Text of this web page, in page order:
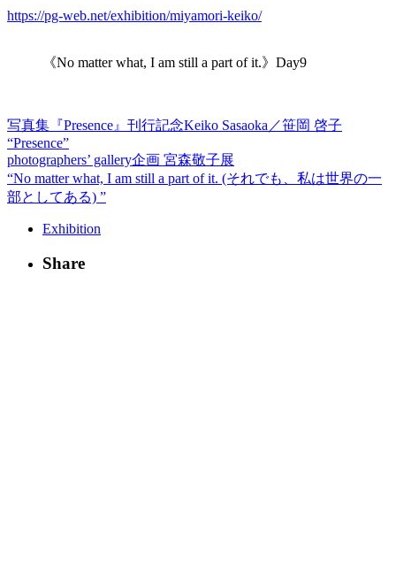
https://pg-web.net/exhibition/miyamori-keiko/
《No matter what, I am still a part of it.》Day9
写真集『Presence』刊行記念Keiko Sasaoka／笹岡 啓子
“Presence”
photographers’ gallery企画 宮森敬子展
“No matter what, I am still a part of it. (それでも、私は世界の一
部としてある) ”
Exhibition
Share